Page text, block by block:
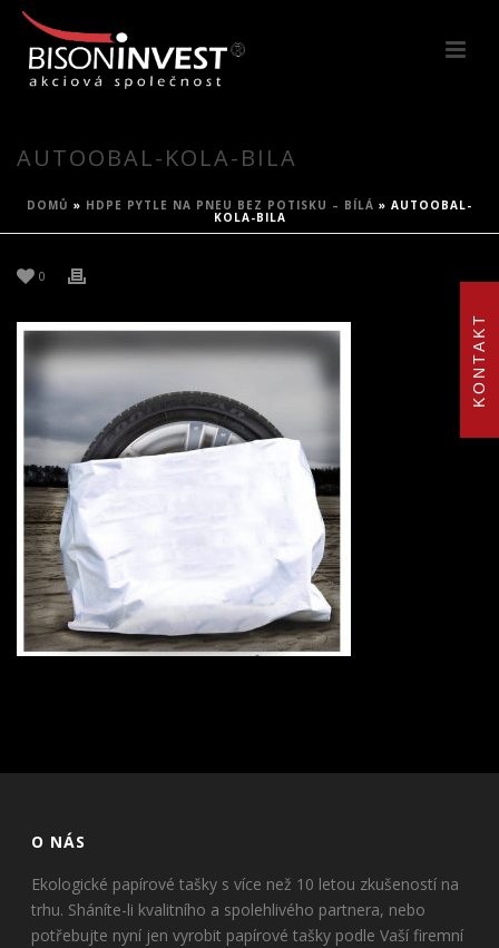
KONTAKT
AUTOOBAL-KOLA-BILA
DOMŮ » HDPE PYTLE NA PNEU BEZ POTISKU – BÍLÁ » AUTOOBAL-
KOLA-BILA
0
O NÁS
Ekologické papírové tašky s více než 10 letou zkušeností na
trhu. Sháníte-li kvalitního a spolehlivého partnera, nebo
potřebujte nyní jen vyrobit papírové tašky podle Vaší firemní